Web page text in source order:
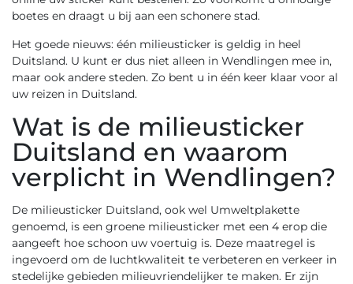
boetes en draagt u bij aan een schonere stad.
Het goede nieuws: één milieusticker is geldig in heel
Duitsland. U kunt er dus niet alleen in Wendlingen mee in,
maar ook andere steden. Zo bent u in één keer klaar voor al
uw reizen in Duitsland.
Wat is de milieusticker
Duitsland en waarom
verplicht in Wendlingen?
De milieusticker Duitsland, ook wel Umweltplakette
genoemd, is een groene milieusticker met een 4 erop die
aangeeft hoe schoon uw voertuig is. Deze maatregel is
ingevoerd om de luchtkwaliteit te verbeteren en verkeer in
stedelijke gebieden milieuvriendelijker te maken. Er zijn